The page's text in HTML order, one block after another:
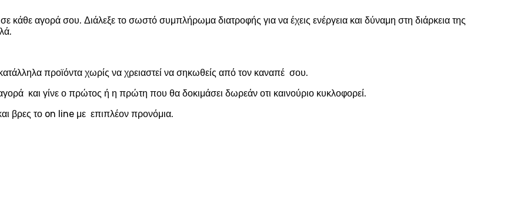
κάθε αγορά σου. Διάλεξε το σωστό συμπλήρωμα διατροφής για να έχεις ενέργεια και δύναμη στη διάρκεια της
προϊόντα χωρίς να χρειαστεί να σηκωθείς από τον καναπέ σου.
και γίνε ο πρώτος ή η πρώτη που θα δοκιμάσει δωρεάν οτι καινούριο κυκλοφορεί.
βρες το on line με επιπλέον προνόμια.